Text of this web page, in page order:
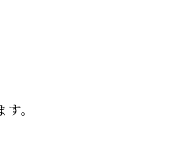
。